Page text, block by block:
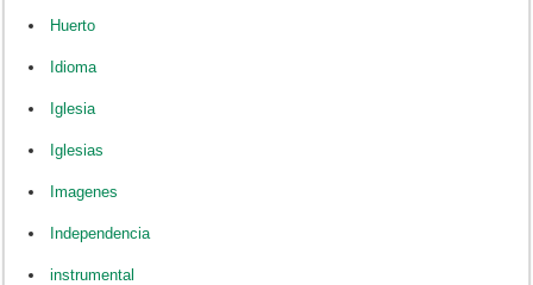
Huerto
Idioma
Iglesia
Iglesias
Imagenes
Independencia
instrumental